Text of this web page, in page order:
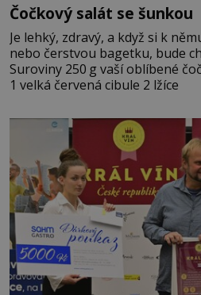
Čočkový salát se šunkou
Je lehký, zdravý, a když si k
nebo čerstvou bagetku, bude
Suroviny 250 g vaší oblíbené čočky 150 g cherry rajčátek
1 velká červená cibule 2 lžíce